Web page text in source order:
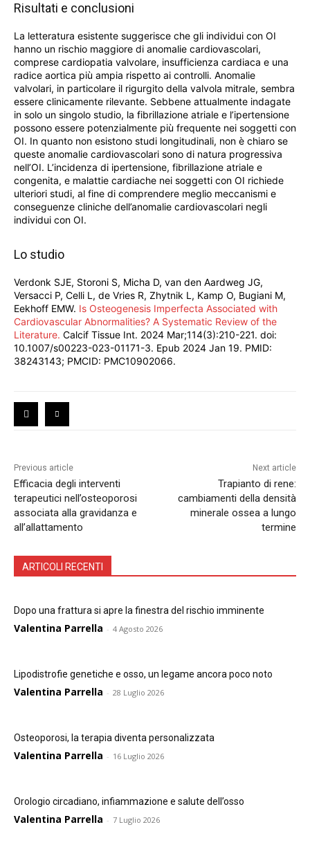
Risultati e conclusioni
La letteratura esistente suggerisce che gli individui con OI
hanno un rischio maggiore di anomalie cardiovascolari,
comprese cardiopatia valvolare, insufficienza cardiaca e una
radice aortica più ampia rispetto ai controlli. Anomalie
valvolari, in particolare il rigurgito della valvola mitrale, sembra
essere clinicamente rilevante. Sebbene attualmente indagate
in solo un singolo studio, la fibrillazione atriale e l’ipertensione
possono essere potenzialmente più frequente nei soggetti con
OI. In quanto non esistono studi longitudinali, non è chiaro se
queste anomalie cardiovascolari sono di natura progressiva
nell’OI. L’incidenza di ipertensione, fibrillazione atriale e
congenita, e malattie cardiache nei soggetti con OI richiede
ulteriori studi, al fine di comprendere meglio meccanismi e
conseguenze cliniche dell’anomalie cardiovascolari negli
individui con OI.
Lo studio
Verdonk SJE, Storoni S, Micha D, van den Aardweg JG,
Versacci P, Celli L, de Vries R, Zhytnik L, Kamp O, Bugiani M,
Eekhoff EMW. Is Osteogenesis Imperfecta Associated with
Cardiovascular Abnormalities? A Systematic Review of the
Literature. Calcif Tissue Int. 2024 Mar;114(3):210-221. doi:
10.1007/s00223-023-01171-3. Epub 2024 Jan 19. PMID:
38243143; PMCID: PMC10902066.
Previous article
Efficacia degli interventi
terapeutici nell’osteoporosi
associata alla gravidanza e
all’allattamento
Next article
Trapianto di rene:
cambiamenti della densità
minerale ossea a lungo
termine
ARTICOLI RECENTI
Dopo una frattura si apre la finestra del rischio imminente
Valentina Parrella - 4 Agosto 2026
Lipodistrofie genetiche e osso, un legame ancora poco noto
Valentina Parrella - 28 Luglio 2026
Osteoporosi, la terapia diventa personalizzata
Valentina Parrella - 16 Luglio 2026
Orologio circadiano, infiammazione e salute dell’osso
Valentina Parrella - 7 Luglio 2026